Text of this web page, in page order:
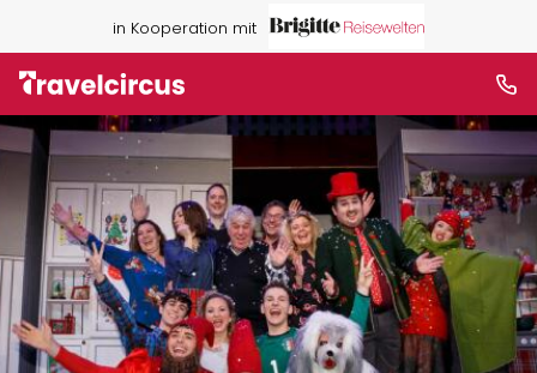
in Kooperation mit